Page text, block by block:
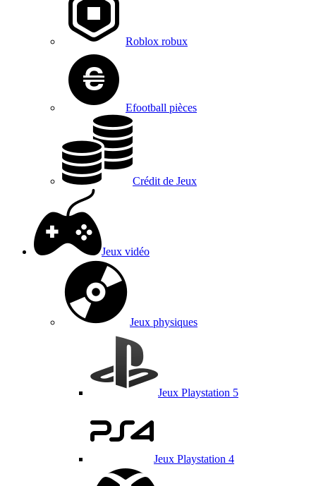
Roblox robux
Efootball pièces
Crédit de Jeux
Jeux vidéo
Jeux physiques
Jeux Playstation 5
Jeux Playstation 4